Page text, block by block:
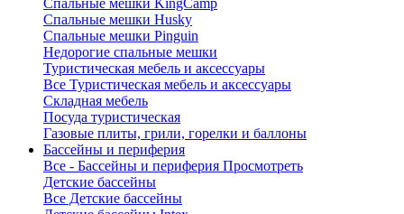
Спальные мешки KingCamp
Спальные мешки Husky
Спальные мешки Pinguin
Недорогие спальные мешки
Туристическая мебель и аксессуары
Все Туристическая мебель и аксессуары
Складная мебель
Посуда туристическая
Газовые плиты, грили, горелки и баллоны
Бассейны и периферия
Все - Бассейны и периферия Просмотреть
Детские бассейны
Все Детские бассейны